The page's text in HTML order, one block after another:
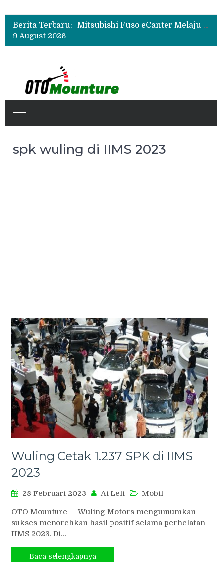
Berita Terbaru:
Mitsubishi Fuso Dorong Armada Minim Downtime lewat VIP Fleet Training 2026
Mitsubishi Fuso eCanter Melaju di Bisnis Logistik, Fastana Jadi Pengguna Baru
Mitsubishi Fuso Dorong Armada Minim Downtime lewat VIP Fleet Training 2026
9 August 2026
spk wuling di IIMS 2023
Wuling Cetak 1.237 SPK di IIMS
2023
28 Februari 2023 Ai Leli Mobil
OTO Mounture — Wuling Motors mengumumkan
sukses menorehkan hasil positif selama perhelatan
IIMS 2023. Di…
Baca selengkapnya